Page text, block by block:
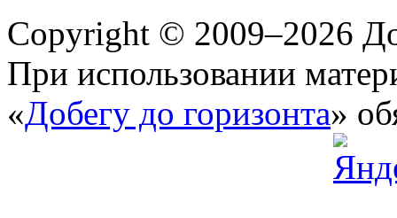
Copyright © 2009–2026
При использовании
«Добегу до горизонта»